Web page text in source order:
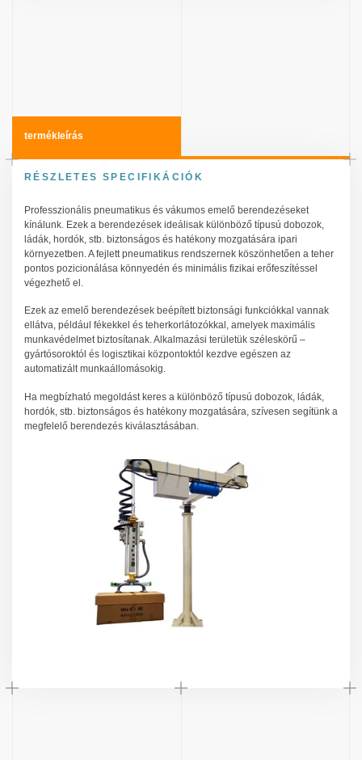
termékleírás
RÉSZLETES SPECIFIKÁCIÓK
Professzionális pneumatikus és vákumos emelő berendezéseket
kínálunk. Ezek a berendezések ideálisak különböző típusú dobozok,
ládák, hordók, stb. biztonságos és hatékony mozgatására ipari
környezetben. A fejlett pneumatikus rendszernek köszönhetően a teher
pontos pozicionálása könnyedén és minimális fizikai erőfeszítéssel
végezhető el.
Ezek az emelő berendezések beépített biztonsági funkciókkal vannak
ellátva, például fékekkel és teherkorlátozókkal, amelyek maximális
munkavédelmet biztosítanak. Alkalmazási területük széleskörű –
gyártósoroktól és logisztikai központoktól kezdve egészen az
automatizált munkaállomásokig.
Ha megbízható megoldást keres a különböző típusú dobozok, ládák,
hordók, stb. biztonságos és hatékony mozgatására, szívesen segítünk a
megfelelő berendezés kiválasztásában.